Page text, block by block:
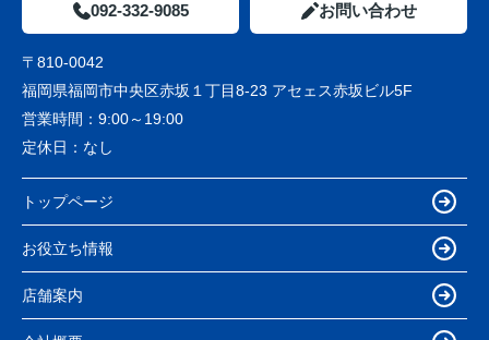
092-332-9085 お問い合わせ
〒810-0042
福岡県福岡市中央区赤坂１丁目8-23 アセェス赤坂ビル5F
営業時間： 9:00～19:00
定休日： なし
トップページ
お役立ち情報
店舗案内